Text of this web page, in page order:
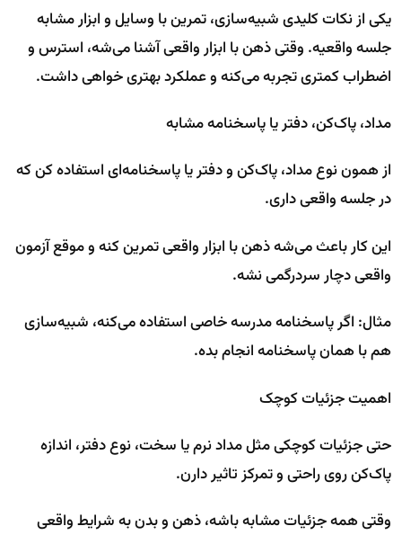
یکی از نکات کلیدی شبیه‌سازی، تمرین با وسایل و ابزار مشابه
جلسه واقعیه. وقتی ذهن با ابزار واقعی آشنا می‌شه، استرس و
اضطراب کمتری تجربه می‌کنه و عملکرد بهتری خواهی داشت.
مداد، پاک‌کن، دفتر یا پاسخنامه مشابه
از همون نوع مداد، پاک‌کن و دفتر یا پاسخنامه‌ای استفاده کن که
در جلسه واقعی داری.
این کار باعث می‌شه ذهن با ابزار واقعی تمرین کنه و موقع آزمون
واقعی دچار سردرگمی نشه.
مثال: اگر پاسخنامه مدرسه خاصی استفاده می‌کنه، شبیه‌سازی
هم با همان پاسخنامه انجام بده.
اهمیت جزئیات کوچک
حتی جزئیات کوچکی مثل مداد نرم یا سخت، نوع دفتر، اندازه
پاک‌کن روی راحتی و تمرکز تاثیر دارن.
وقتی همه جزئیات مشابه باشه، ذهن و بدن به شرایط واقعی